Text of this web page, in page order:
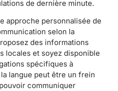
de dernière minute.
approche personnalisée de
selon la
des informations
locales et soyez disponible
spécifiques à
langue peut être un frein
communiquer